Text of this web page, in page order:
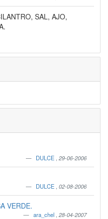
SAL, AJO,
DULCE 29-06-2006
DULCE 02-08-2006
VERDE.
ara_chel 28-04-2007